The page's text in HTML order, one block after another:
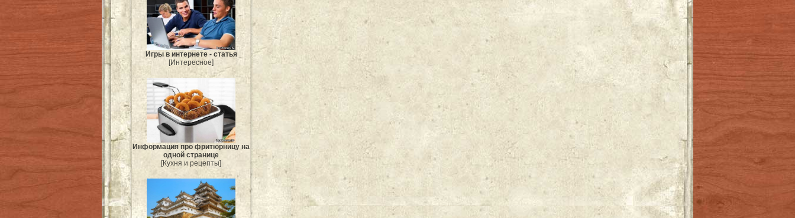
Игры в интернете - статья
[Интересное]
Информация про фритюрницу на
одной странице
[Кухня и рецепты]